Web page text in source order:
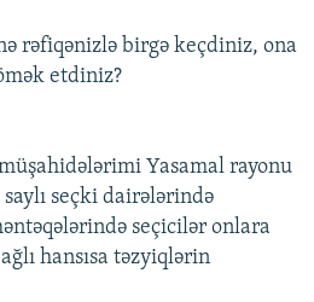
rəfiqənizlə birgə keçdiniz, ona
etdiniz?
Yasamal rayonu
saylı seçki dairələrində
seçicilər onlara
hansısa təzyiqlərin